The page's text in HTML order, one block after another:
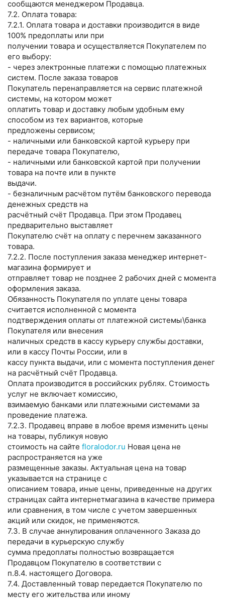
сообщаются менеджером Продавца.
7.2. Оплата товара:
7.2.1. Оплата товара и доставки производится в виде
100% предоплаты или при
получении товара и осуществляется Покупателем по
его выбору:
- через электронные платежи с помощью платежных
систем. После заказа товаров
Покупатель перенаправляется на сервис платежной
системы, на котором может
оплатить товар и доставку любым удобным ему
способом из тех вариантов, которые
предложены сервисом;
- наличными или банковской картой курьеру при
передаче товара Покупателю,
- наличными или банковской картой при получении
товара на почте или в пункте
выдачи.
- безналичным расчётом путём банковского перевода
денежных средств на
расчётный счёт Продавца. При этом Продавец
предварительно выставляет
Покупателю счёт на оплату с перечнем заказанного
товара.
7.2.2. После поступления заказа менеджер интернет-
магазина формирует и
отправляет товар не позднее 2 рабочих дней с момента
оформления заказа.
Обязанность Покупателя по уплате цены товара
считается исполненной с момента
подтверждения оплаты от платежной системы\банка
Покупателя или внесения
наличных средств в кассу курьеру службы доставки,
или в кассу Почты России, или в
кассу пункта выдачи, или с момента поступления денег
на расчётный счёт Продавца.
Оплата производится в российских рублях. Стоимость
услуг не включает комиссию,
взимаемую банками или платежными системами за
проведение платежа.
7.2.3. Продавец вправе в любое время изменить цены
на товары, публикуя новую
стоимость на сайте floralodor.ru Новая цена не
распространяется на уже
размещенные заказы. Актуальная цена на товар
указывается на странице с
описанием товара, иные цены, приведенные на других
страницах сайта интернетмагазина в качестве примера
или сравнения, в том числе с учетом завершенных
акций или скидок, не применяются.
7.3. В случае аннулирования оплаченного Заказа до
передачи в курьерскую службу
сумма предоплаты полностью возвращается
Продавцом Покупателю в соответствии с
п.8.4. настоящего Договора.
7.4. Доставленный товар передается Покупателю по
месту его жительства или иному